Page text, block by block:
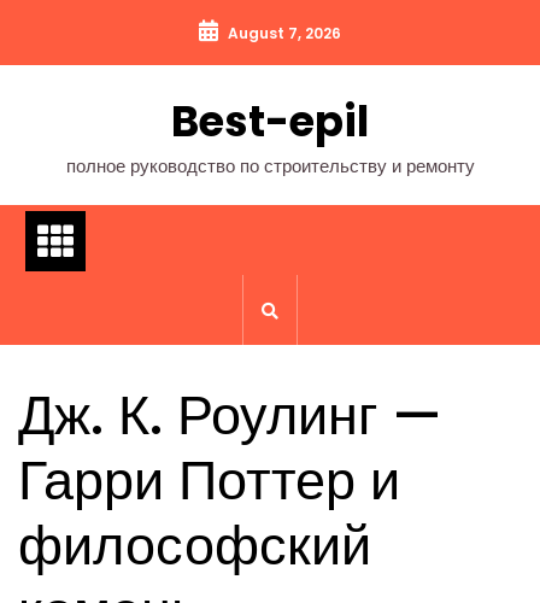
содержимому
August 7, 2026
Best-epil
полное руководство по строительству и ремонту
Дж. К. Роулинг —
Гарри Поттер и
философский